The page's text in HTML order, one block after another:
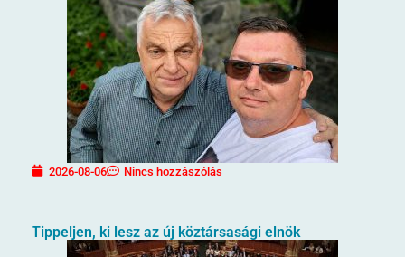
2026-08-06 Nincs hozzászólás
Tippeljen, ki lesz az új köztársasági elnök